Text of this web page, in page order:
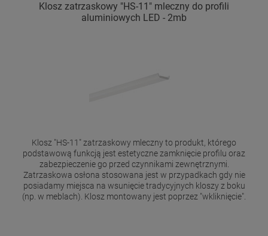
Klosz zatrzaskowy "HS-11" mleczny do profili
aluminiowych LED - 2mb
Klosz "HS-11" zatrzaskowy mleczny to produkt, którego
podstawową funkcją jest estetyczne zamknięcie profilu oraz
zabezpieczenie go przed czynnikami zewnętrznymi.
Zatrzaskowa osłona stosowana jest w przypadkach gdy nie
posiadamy miejsca na wsunięcie tradycyjnych kloszy z boku
(np. w meblach). Klosz montowany jest poprzez "wkliknięcie".